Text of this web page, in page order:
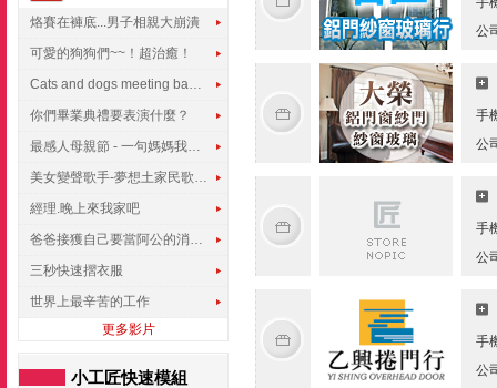
烙賽在褲底...男子相親大崩潰
可愛的狗狗們~~！超治癒！
Cats and dogs meeting babies for the first time
你們畢業典禮要表演什麼？
最感人母親節 - 一句媽媽我愛你
美女變聲歌手-夢想土家民歌傳遍世界
經理.晚上來我家吧
爸爸接獲自己要當阿公的消息，反應史上最可愛!!!
三秒快速摺衣服
世界上最辛苦的工作
更多影片
小工匠快速模組
公
手
公
手
公
手
公